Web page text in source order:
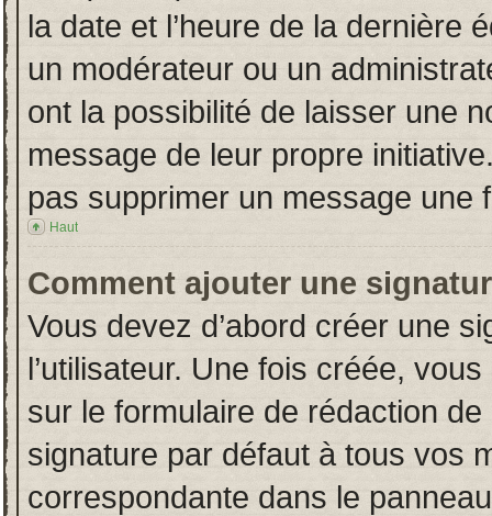
la date et l’heure de la dernière
un modérateur ou un
ont la possibilité de laisser une
message de leur propre
pas supprimer un message une
Haut
Comment ajouter une
Vous devez d’abord créer une
l’utilisateur. Une fois créée,
sur le formulaire de rédaction
signature par défaut à tous vos
correspondante dans le